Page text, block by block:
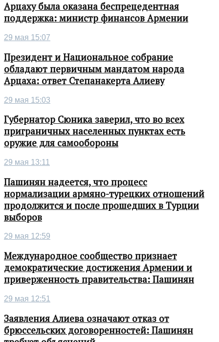
Арцаху была оказана беспрецедентная
поддержка: министр финансов Армении
29 мая 15:07
Президент и Национальное собрание
обладают первичным мандатом народа
Арцаха: ответ Степанакерта Алиеву
29 мая 15:03
Губернатор Сюника заверил, что во всех
приграничных населенных пунктах есть
оружие для самообороны
29 мая 13:11
Пашинян надеется, что процесс
нормализации армяно-турецких отношений
продолжится и после прошедших в Турции
выборов
29 мая 12:59
Международное сообщество признает
демократические достижения Армении и
приверженность правительства: Пашинян
29 мая 12:51
Заявления Алиева означают отказ от
брюссельских договоренностей: Пашинян